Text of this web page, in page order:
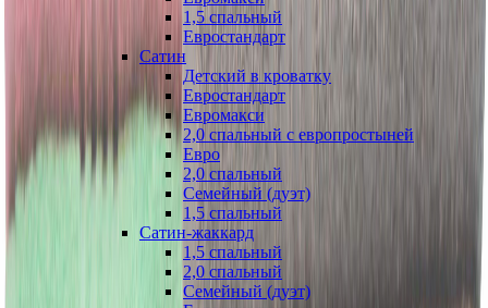
1,5 спальный
Евростандарт
Сатин
Детский в кроватку
Евростандарт
Евромакси
2,0 спальный с европростыней
Евро
2,0 спальный
Семейный (дуэт)
1,5 спальный
Сатин-жаккард
1,5 спальный
2,0 спальный
Семейный (дуэт)